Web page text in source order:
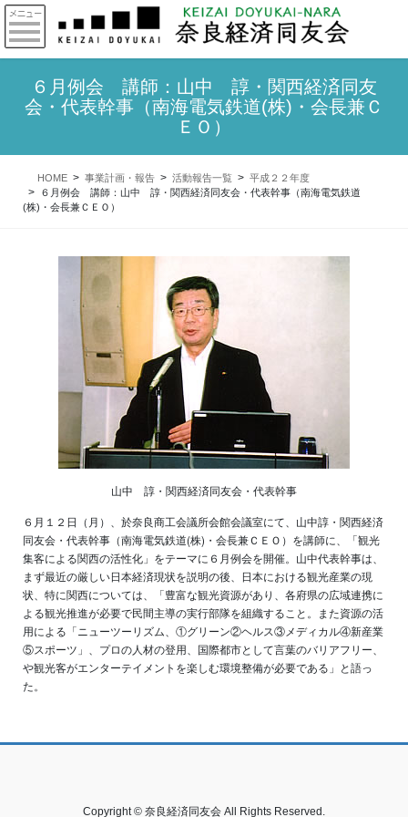
６月例会 講師：山中 諄・関西経済同友
会・代表幹事（南海電気鉄道(株)・会長兼Ｃ
ＥＯ）
HOME 事業計画・報告 活動報告一覧
平成２２年度
６月例会 講師：山中 諄・関西経済同友会・代表幹事（南海電気鉄道
(株)・会長兼ＣＥＯ）
山中 諄・関西経済同友会・代表幹事
６月１２日（月）、於奈良商工会議所会館会議室にて、山中諄・関西経済
同友会・代表幹事（南海電気鉄道(株)・会長兼ＣＥＯ）を講師に、「観光
集客による関西の活性化」をテーマに６月例会を開催。山中代表幹事は、
まず最近の厳しい日本経済現状を説明の後、日本における観光産業の現
状、特に関西については、「豊富な観光資源があり、各府県の広域連携に
よる観光推進が必要で民間主導の実行部隊を組織すること。また資源の活
用による「ニューツーリズム、①グリーン②ヘルス③メディカル④新産業
⑤スポーツ」、プロの人材の登用、国際都市として言葉のバリアフリー、
や観光客がエンターテイメントを楽しむ環境整備が必要である」と語っ
た。
Copyright © 奈良経済同友会 All Rights Reserved.